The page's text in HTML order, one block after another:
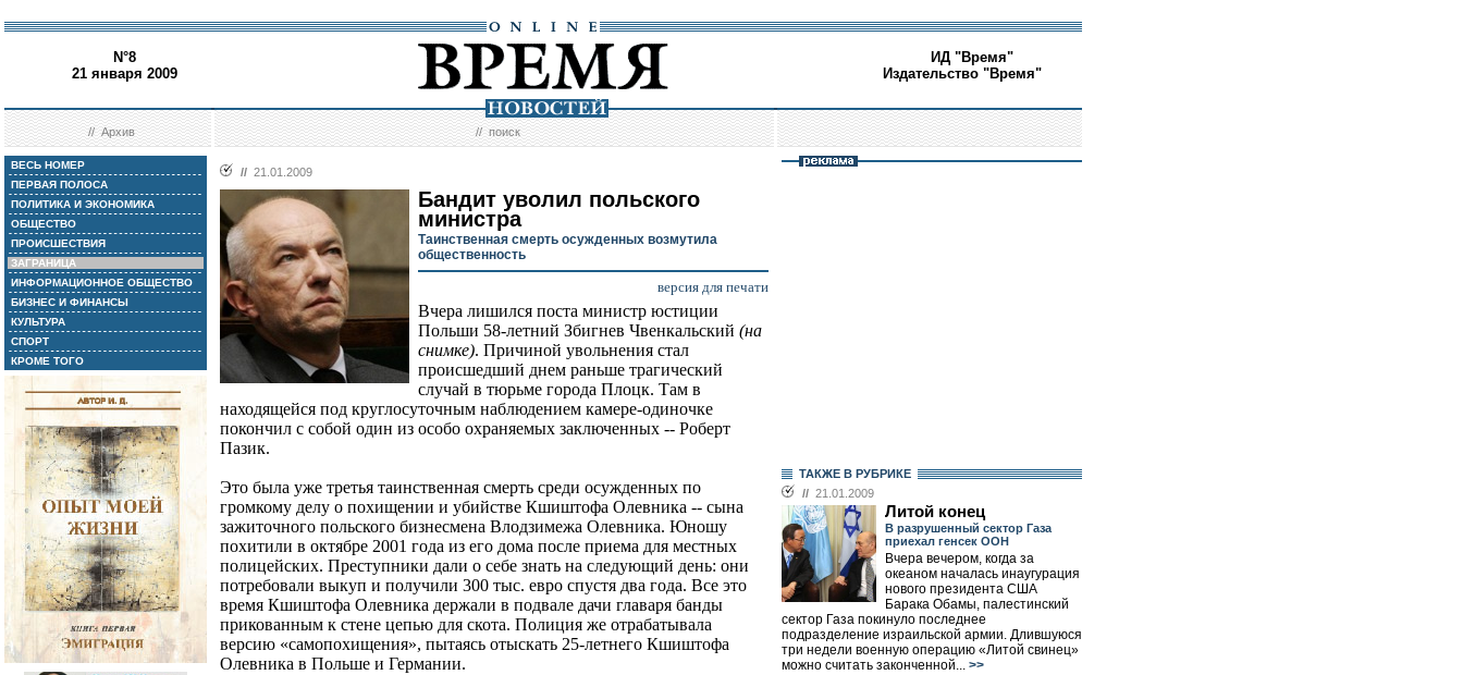
N°8
21 января 2009
ИД "Время"
Издательство "Время"
//Архив //поиск
ВЕСЬ НОМЕР
ПЕРВАЯ ПОЛОСА
ПОЛИТИКА И ЭКОНОМИКА
ОБЩЕСТВО
ПРОИСШЕСТВИЯ
ЗАГРАНИЦА
ИНФОРМАЦИОННОЕ ОБЩЕСТВО
БИЗНЕС И ФИНАНСЫ
КУЛЬТУРА
СПОРТ
КРОМЕ ТОГО
// 21.01.2009
Бандит уволил польского
министра
Таинственная смерть осужденных возмутила
общественность
версия для печати
Вчера лишился поста министр юстиции
Польши 58-летний Збигнев Чвенкальский (на
снимке). Причиной увольнения стал
происшедший днем раньше трагический
случай в тюрьме города Плоцк. Там в
находящейся под круглосуточным наблюдением камере-одиночке
покончил с собой один из особо охраняемых заключенных -- Роберт
Пазик.
Это была уже третья таинственная смерть среди осужденных по
громкому делу о похищении и убийстве Кшиштофа Олевника -- сына
зажиточного польского бизнесмена Влодзимежа Олевника. Юношу
похитили в октябре 2001 года из его дома после приема для местных
полицейских. Преступники дали о себе знать на следующий день: они
потребовали выкуп и получили 300 тыс. евро спустя два года. Все это
время Кшиштофа Олевника держали в подвале дачи главаря банды
прикованным к стене цепью для скота. Полиция же отрабатывала
версию «самопохищения», пытаясь отыскать 25-летнего Кшиштофа
Олевника в Польше и Германии.
ТАКЖЕ В РУБРИКЕ
// 21.01.2009
Литой конец
В разрушенный сектор Газа
приехал генсек ООН
Вчера вечером, когда за
океаном началась инаугурация
нового президента США
Барака Обамы, палестинский
сектор Газа покинуло последнее
подразделение израильской армии. Длившуюся
три недели военную операцию «Литой свинец»
можно считать законченной... >>